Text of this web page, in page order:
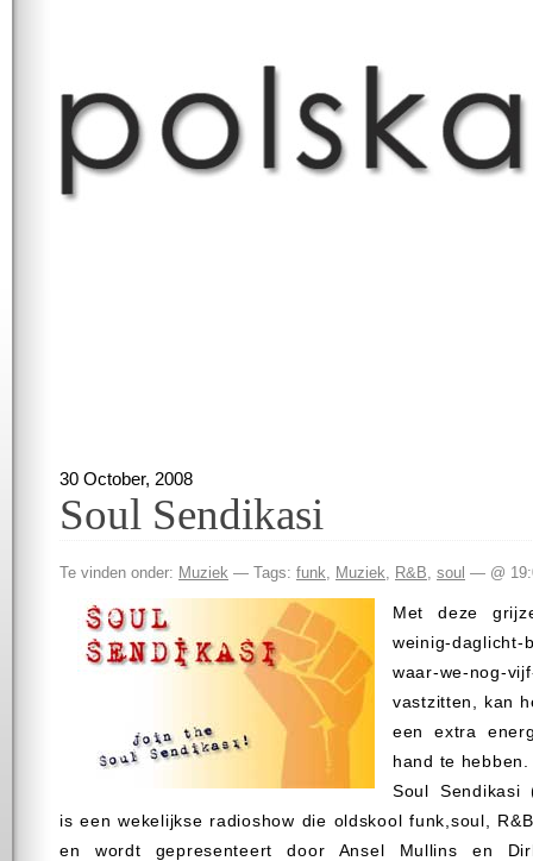
30 October, 2008
Soul Sendikasi
Te vinden onder: Muziek — Tags: funk Muziek R&B soul — @
Met deze
weinig-daglicht-
waar-we-nog-
vastzitten, kan
een extra
hand te hebben.
Soul Sendikasi
is een wekelijkse radioshow die oldskool funk,soul,
en wordt gepresenteert door Ansel Mullins en